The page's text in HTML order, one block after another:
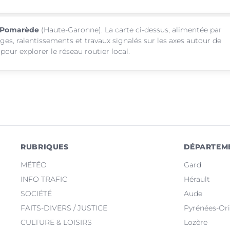
(Haute-Garonne). La carte ci-dessus, alimentée par
ralentissements et travaux signalés sur les axes autour de
explorer le réseau routier local.
RUBRIQUES
MÉTÉO
INFO TRAFIC
SOCIÉTÉ
FAITS-DIVERS / JUSTICE
CULTURE & LOISIRS
Gard
Hérault
Aude
Pyrénées-
Lozère